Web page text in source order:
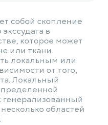
собой скопление
в
которое может
или ткани
локальным или
от того,
Локальный
генерализованный
областей